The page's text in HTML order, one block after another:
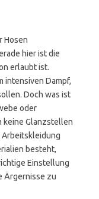
Hosen
hier ist die
erlaubt ist.
intensiven Dampf,
Doch was ist
oder
keine Glanzstellen
Arbeitskleidung
besteht,
Einstellung
Ärgernisse zu